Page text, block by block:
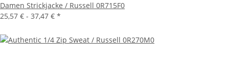
Damen Strickjacke / Russell 0R715F0
25,57 € - 37,47 € *